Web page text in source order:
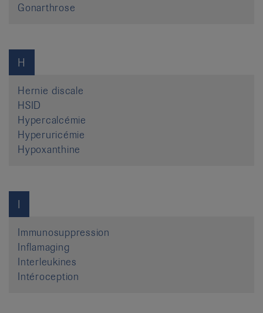
Gonarthrose
H
Hernie discale
HSID
Hypercalcémie
Hyperuricémie
Hypoxanthine
I
Immunosuppression
Inflamaging
Interleukines
Intéroception